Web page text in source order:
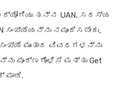
ತನ್ನ UAN, ಸದಸ್ಯ
ಸಂಖ್ಯೆಯನ್ನು ನಮೂದಿಸಬೇಕು,
ಸಂಖ್ಯೆ ಮುಂತಾದ ವಿವರಗಳನ್ನು
ಪೂರ್ಣಗೊಳಿಸಿ ಮತ್ತು Get
ಮಾಡಿ.